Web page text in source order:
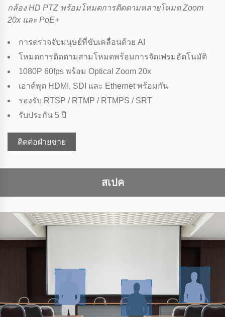
กล้อง HD PTZ พร้อมโหมดการติดตามหลายโหมด Zoom
20x และ PoE+
การตรวจจับมนุษย์ที่ขับเคลื่อนด้วย AI
โหมดการติดตามสามโหมดพร้อมการจัดเฟรมอัตโนมัติ
1080P 60fps พร้อม Optical Zoom 20x
เอาต์พุต HDMI, SDI และ Ethernet พร้อมกัน
รองรับ RTSP / RTMP / RTMPS / SRT
รับประกัน 5 ปี
ติดต่อฝ่ายขาย
สเปค